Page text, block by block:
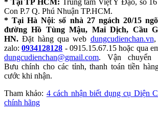
* Tại TP HCM: Trung tâm Việt Y Đạo, số
Con P.7 Q. Phú Nhuận TP.HCM.
* Tại Hà Nội:số nhà 27 ngách 20/15
đường Hồ Tùng Mậu, Mai Dịch, Cầu
HN. Đặt hàng qua web dungcudienchan.vn,
zalo:0934128128 - 0915.15.67.15 hoặc qua
dungcudienchan@gmail.com. Vận chuyển
Bưu chính cho các tỉnh, thanh toán tiền
cước khi nhận.
Tham khảo: 4 cách nhận biết dụng cụ Diện
chính hãng